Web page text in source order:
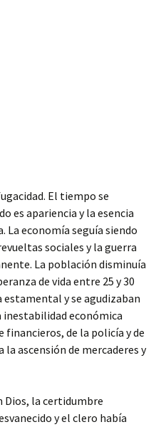
El tiempo se
es apariencia y la esencia
La economía seguía siendo
sociales y la guerra
La población disminuía
de vida entre 25 y 30
estamental y se agudizaban
inestabilidad económica
de la policía y de
ascensión de mercaderes y
Dios, la certidumbre
y el clero había